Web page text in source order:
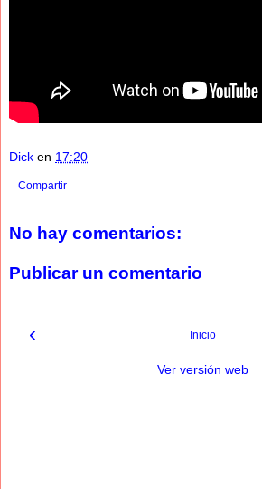
Dick en 17:20
Compartir
No hay comentarios:
Publicar un comentario
‹ Inicio
Ver versión web